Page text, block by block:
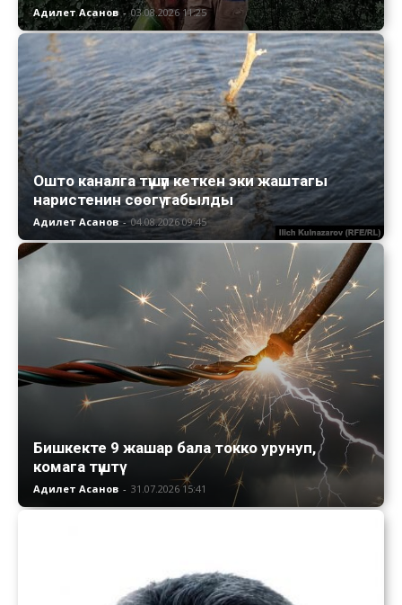
Адилет Асанов - 03.08.2026 11:25
Ошто каналга түшүп кеткен эки жаштагы
наристенин сөөгү табылды
Адилет Асанов - 04.08.2026 09:45
Бишкекте 9 жашар бала токко урунуп,
комага түштү
Адилет Асанов - 31.07.2026 15:41